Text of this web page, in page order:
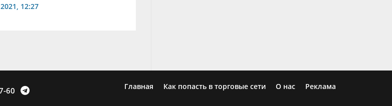
12:27
60 Главная Как попасть в торговые сети О нас Реклама